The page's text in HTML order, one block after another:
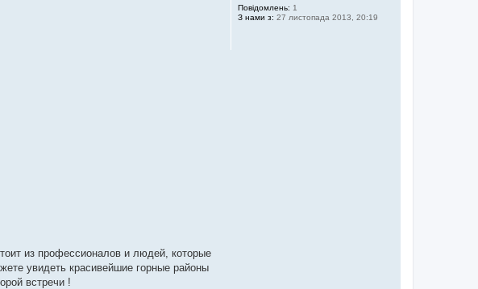
Повідомлень: 1
З нами з: 27 листопада 2013, 20:19
из профессионалов и людей, которые
увидеть красивейшие горные районы
встречи !